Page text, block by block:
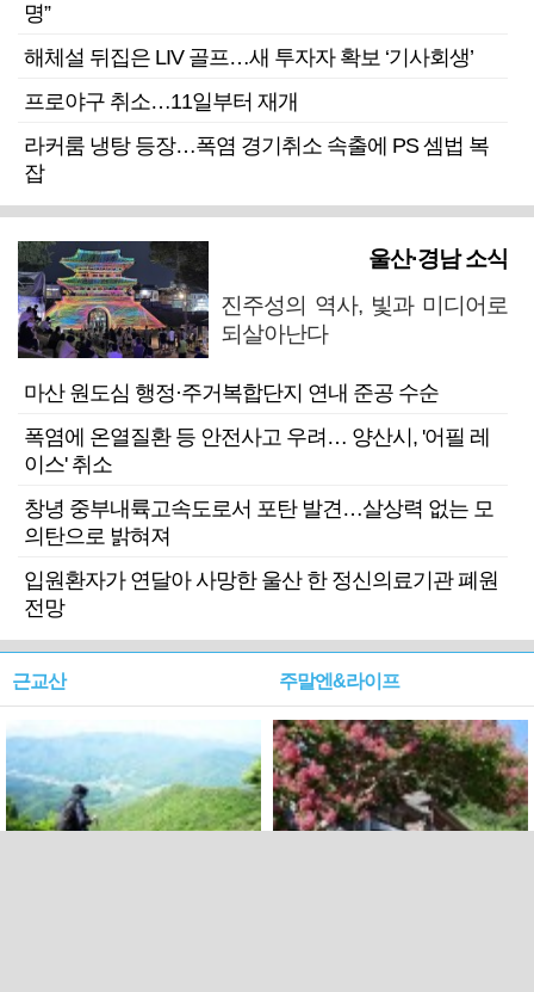
명”
해체설 뒤집은 LIV 골프…새 투자자 확보 ‘기사회생’
프로야구 취소…11일부터 재개
라커룸 냉탕 등장…폭염 경기취소 속출에 PS 셈법 복
잡
울산·경남 소식
진주성의 역사, 빛과 미디어로
되살아난다
마산 원도심 행정·주거복합단지 연내 준공 수순
폭염에 온열질환 등 안전사고 우려… 양산시, '어필 레
이스' 취소
창녕 중부내륙고속도로서 포탄 발견…살상력 없는 모
의탄으로 밝혀져
입원환자가 연달아 사망한 울산 한 정신의료기관 폐원
전망
근교산 주말엔&라이프